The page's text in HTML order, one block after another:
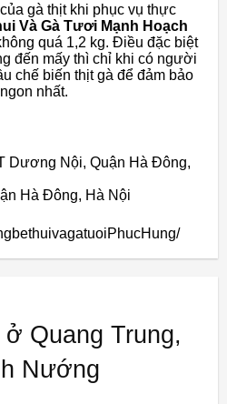
gà thịt khi phục vụ thực
Và Gà Tươi Mạnh Hoạch
quá 1,2 kg. Điều đặc biệt
đến mấy thì chỉ khi có người
chế biến thịt gà để đảm bảo
nhất.
Dương Nội, Quận Hà Đông,
Hà Đông, Hà Nội
Quang Trung,
Nướng